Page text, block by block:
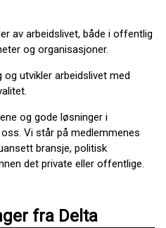
av arbeidslivet, både i offentlig
og organisasjoner.
og utvikler arbeidslivet med
og gode løsninger i
Vi står på medlemmenes
bransje, politisk
det private eller offentlige.
fra Delta